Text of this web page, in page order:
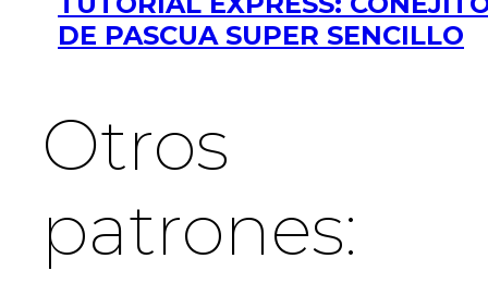
DE PASCUA SUPER SENCILLO
Otros
patrones: